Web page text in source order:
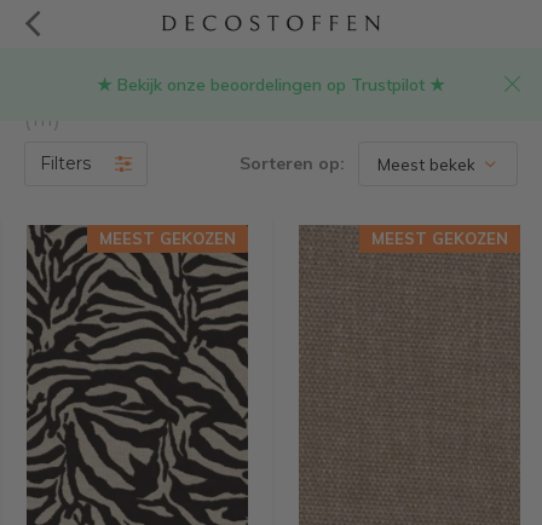
★ Bekijk onze beoordelingen op Trustpilot ★
Producten getagd met meubelstof kopen
(111)
Filters Sorteren op:
MEEST GEKOZEN MEEST GEKOZEN